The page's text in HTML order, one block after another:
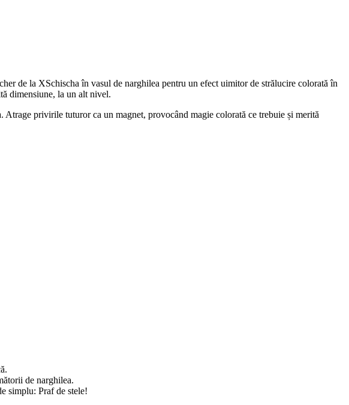
de la XSchischa în vasul de narghilea pentru un efect uimitor de strălucire colorată în
dimensiune, la un alt nivel.
privirile tuturor ca un magnet, provocând magie colorată ce trebuie și merită
de narghilea.
simplu: Praf de stele!